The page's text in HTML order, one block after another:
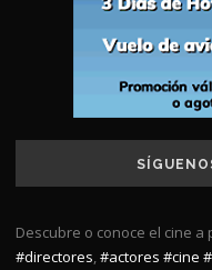
Descubre o conoce el cine
#directores,#actores #cine